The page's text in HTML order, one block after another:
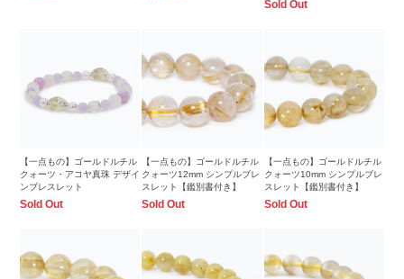
Sold Out
【一点もの】ゴールドルチル
クォーツ・アコヤ真珠 デザイ
ンブレスレット
Sold Out
【一点もの】ゴールドルチル
クォーツ12mm シンプルブレ
スレット【鑑別書付き】
Sold Out
【一点もの】ゴールドルチル
クォーツ10mm シンプルブレ
スレット【鑑別書付き】
Sold Out